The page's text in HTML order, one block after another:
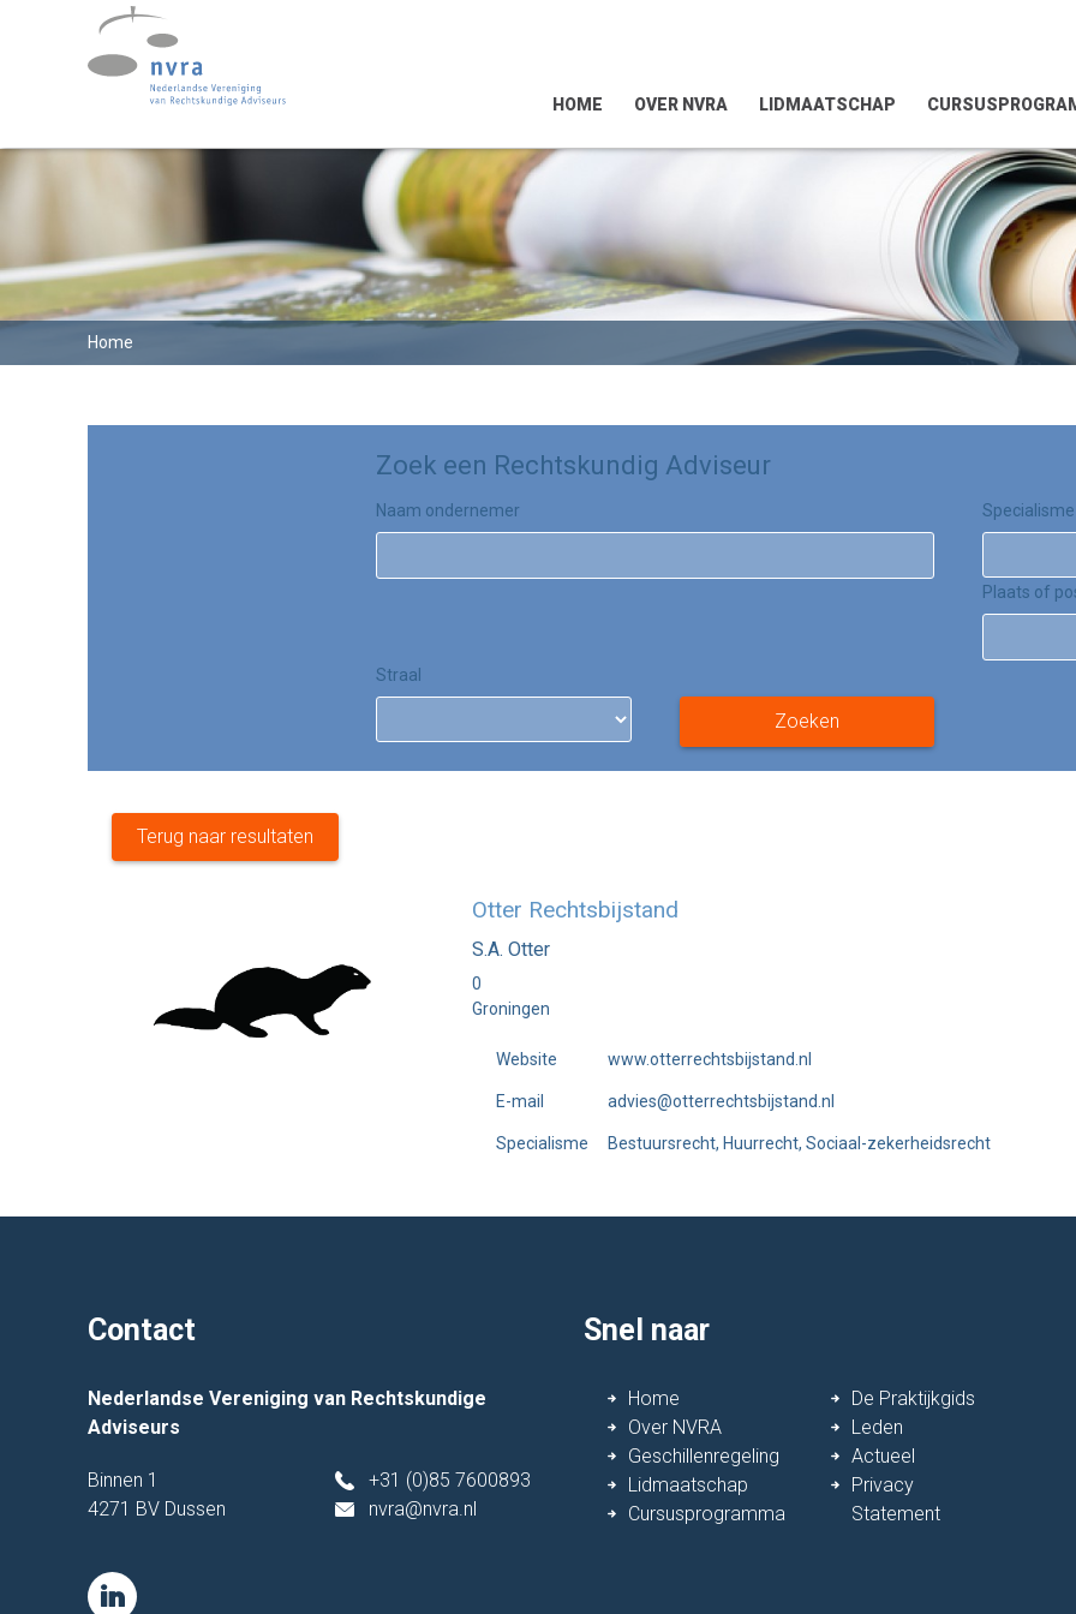
HOME OVER NVRA LIDMAATSCHAP
Home
Zoek een Rechtskundig Adviseur
Naam ondernemer Specialisme
Plaats of
Straal
Zoeken
Terug naar resultaten
Otter Rechtsbijstand
S.A. Otter
0
Groningen
Website www.otterrechtsbijstand.nl
E-mail advies@otterrechtsbijstand.nl
Specialisme Bestuursrecht, Huurrecht, Sociaal-zekerheidsrecht
Contact
Nederlandse Vereniging van Rechtskundige
Adviseurs
Binnen 1
4271 BV Dussen
+31 (0)85 7600893
nvra@nvra.nl
Snel naar
Home
Over NVRA
Geschillenregeling
Lidmaatschap
Cursusprogramma
De Praktijkgids
Leden
Actueel
Privacy
Statement